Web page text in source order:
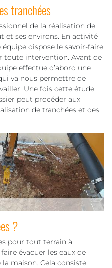
tranchées
de la réalisation de
et ses environs. En activité
dispose le savoir-faire
toute intervention. Avant de
effectue d’abord une
va nous permettre de
Une fois cette étude
peut procéder aux
de tranchées et des
?
pour tout terrain à
évacuer les eaux de
maison. Cela consiste